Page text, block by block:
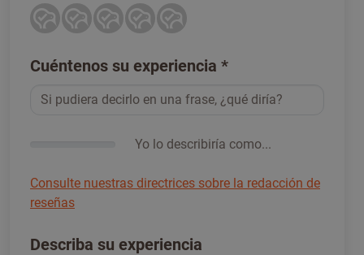
Cuéntenos su experiencia *
Yo lo describiría como...
Consulte nuestras directrices sobre la redacción de
reseñas
Describa su experiencia